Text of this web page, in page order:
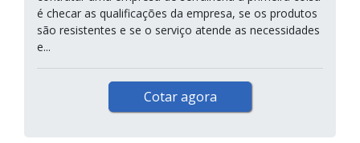
é checar as qualificações da empresa, se os produtos
são resistentes e se o serviço atende as necessidades
e...
Cotar agora